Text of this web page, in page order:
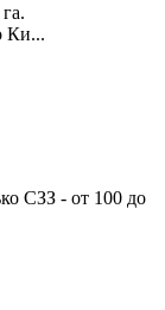
Ки...
СЗЗ - от 100 до